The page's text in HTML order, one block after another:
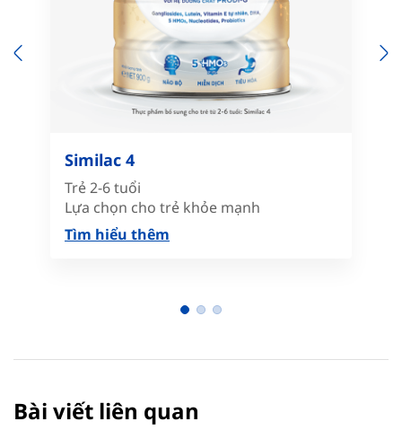
Similac 4
Trẻ 2-6 tuổi
Lựa chọn cho trẻ khỏe mạnh
Tìm hiểu thêm
Bài viết liên quan